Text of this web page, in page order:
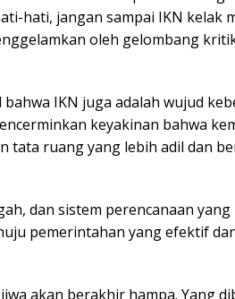
hati, jangan sampai IKN kelak
oleh gelombang
IKN juga adalah wujud
keyakinan bahwa
tata ruang yang lebih adil dan
dan sistem perencanaan
pemerintahan yang efektif
akan berakhir hampa. Yang